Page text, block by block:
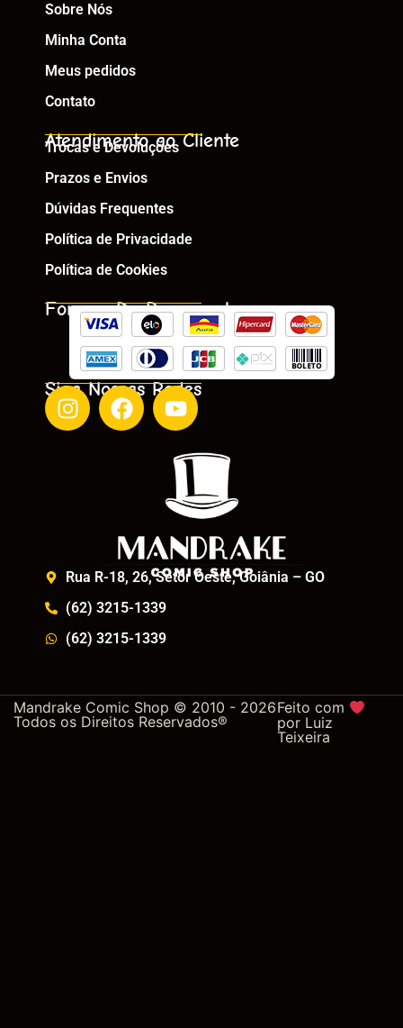
Sobre Nós
Minha Conta
Meus pedidos
Contato
Atendimento ao Cliente
Trocas e Devoluções
Prazos e Envios
Dúvidas Frequentes
Política de Privacidade
Política de Cookies
Formas De Pagamento
Siga Nossas Redes
Rua R-18, 26, Setor Oeste, Goiânia – GO
(62) 3215-1339
(62) 3215-1339
Mandrake Comic Shop © 2010 - 2026
Todos os Direitos Reservados®
Feito com
por Luiz
Teixeira